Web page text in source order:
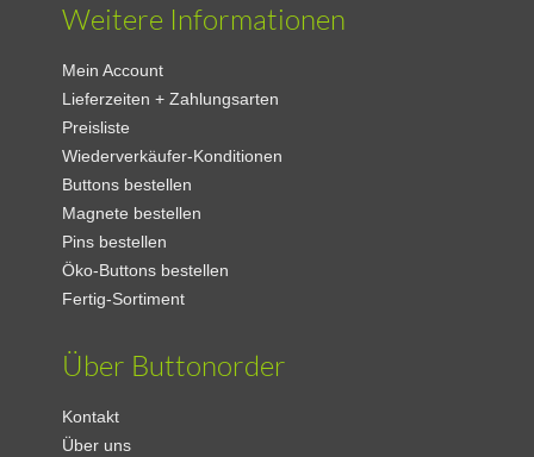
Weitere Informationen
Mein Account
Lieferzeiten + Zahlungsarten
Preisliste
Wiederverkäufer-Konditionen
Buttons bestellen
Magnete bestellen
Pins bestellen
Öko-Buttons bestellen
Fertig-Sortiment
Über Buttonorder
Kontakt
Über uns